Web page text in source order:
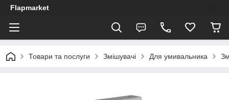
Flapmarket
Товари та послуги Змішувачі Для умивальника